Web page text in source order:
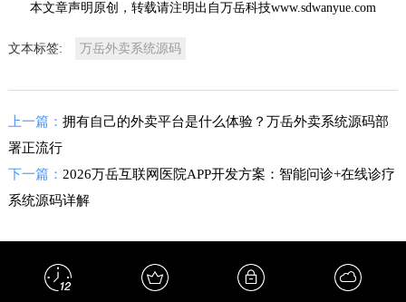
本文章声明原创，转载请注明出自万岳科技www.sdwanyue.com
文本标签: 万岳外卖系统源码
上一篇： 拥有自己的外卖平台是什么体验？万岳外卖系统源码部
署正流行
下一篇： 2026万岳互联网医院APP开发方案：智能问诊+在线诊疗
系统源码详解